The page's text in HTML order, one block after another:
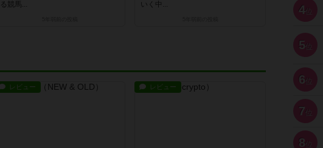
る競馬...
いく中...
レビュー レビュー
4位
5 位
6 位
7 位
8 位